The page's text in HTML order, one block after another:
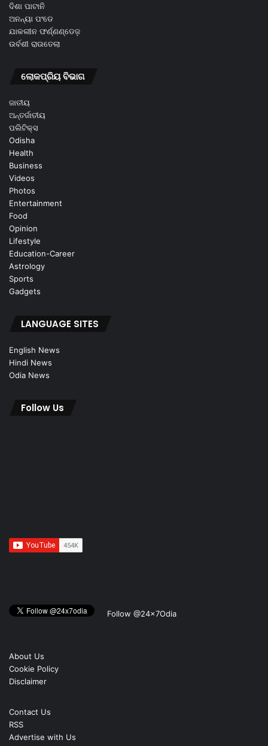
ଦିଶା ପାଟାନି
ଅନନ୍ୟା ପଂଡେ
ଯାକଲୀନ ଫର୍ଣ୍ଣଣ୍ଡେଜ଼
ଉର୍ବଶୀ ରାଉତେଲା
ଲୋକପ୍ରିୟ ବିଭାଗ
ଜାତୀୟ
ଅନ୍ତର୍ଜାତୀୟ
ପଲିଟିକ୍ସ
Odisha
Health
Business
Videos
Photos
Entertainment
Food
Opinion
Lifestyle
Education-Career
Astrology
Sports
Gadgets
LANGUAGE SITES
English News
Hindi News
Odia News
Follow Us
Follow @24x7Odia
About Us
Cookie Policy
Disclaimer
Contact Us
RSS
Advertise with Us